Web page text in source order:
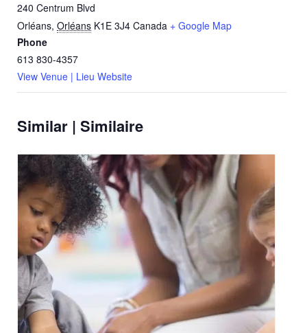
240 Centrum Blvd
Orléans, Orléans K1E 3J4 Canada + Google Map
Phone
613 830-4357
View Venue | Lieu Website
Similar | Similaire